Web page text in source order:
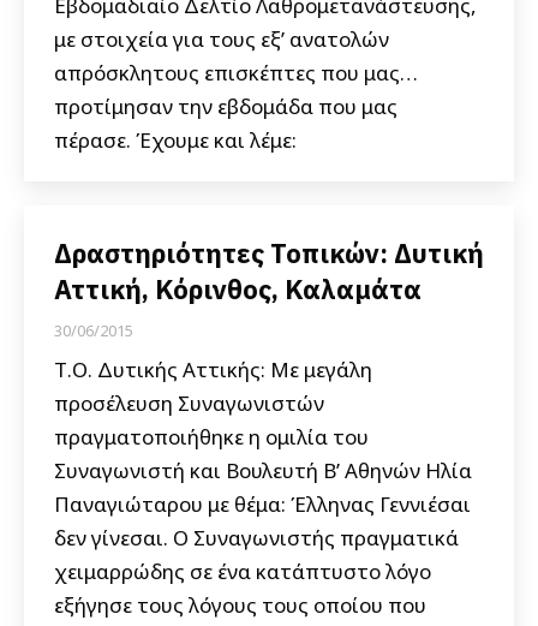
με στοιχεία για τους εξ’ ανατολών
απρόσκλητους επισκέπτες που μας…
προτίμησαν την εβδομάδα που μας
πέρασε. Έχουμε και λέμε:
Δραστηριότητες Τοπικών: Δυτική
Αττική, Κόρινθος, Καλαμάτα
30/06/2015
Τ.Ο. Δυτικής Αττικής: Με μεγάλη
προσέλευση Συναγωνιστών
πραγματοποιήθηκε η ομιλία του
Συναγωνιστή και Βουλευτή B’ Αθηνών Ηλία
Παναγιώταρου με θέμα: Έλληνας Γεννιέσαι
δεν γίνεσαι. O Συναγωνιστής πραγματικά
χειμαρρώδης σε ένα κατάπτυστο λόγο
εξήγησε τους λόγους τους οποίου που